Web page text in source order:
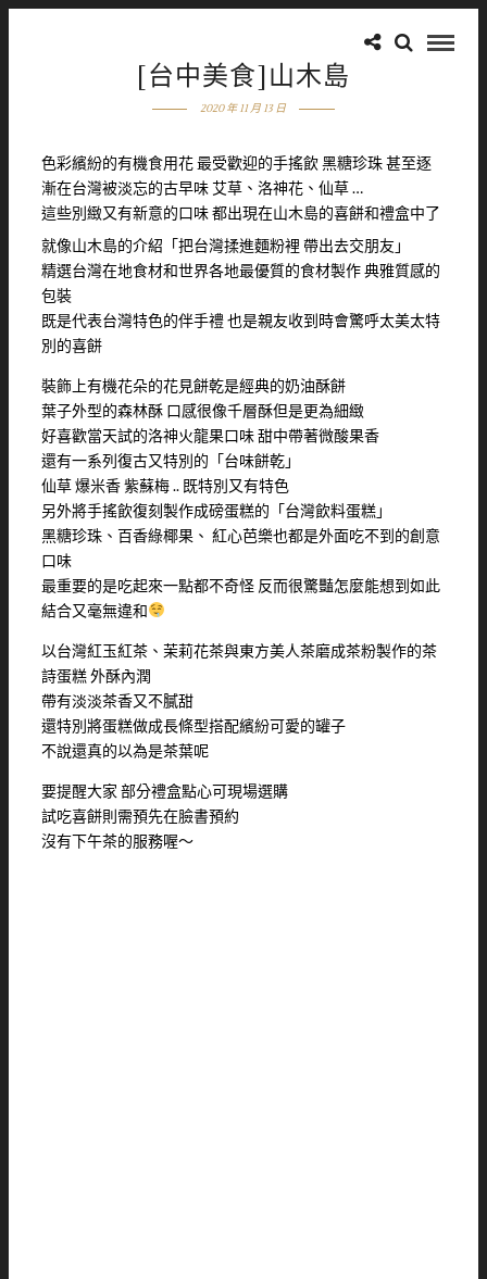
[台中美食]山木島
2020 年 11 月 13 日
色彩繽紛的有機食用花 最受歡迎的手搖飲 黑糖珍珠 甚至逐
漸在台灣被淡忘的古早味 艾草、洛神花、仙草 …
這些別緻又有新意的口味 都出現在山木島的喜餅和禮盒中了
就像山木島的介紹「把台灣揉進麵粉裡 帶出去交朋友」
精選台灣在地食材和世界各地最優質的食材製作 典雅質感的
包裝
既是代表台灣特色的伴手禮 也是親友收到時會驚呼太美太特
別的喜餅
裝飾上有機花朵的花見餅乾是經典的奶油酥餅
葉子外型的森林酥 口感很像千層酥但是更為細緻
好喜歡當天試的洛神火龍果口味 甜中帶著微酸果香
還有一系列復古又特別的「台味餅乾」
仙草 爆米香 紫蘇梅 .. 既特別又有特色
另外將手搖飲復刻製作成磅蛋糕的「台灣飲料蛋糕」
黑糖珍珠、百香綠椰果、 紅心芭樂也都是外面吃不到的創意
口味
最重要的是吃起來一點都不奇怪 反而很驚豔怎麼能想到如此
結合又毫無違和
以台灣紅玉紅茶、茉莉花茶與東方美人茶磨成茶粉製作的茶
詩蛋糕 外酥內潤
帶有淡淡茶香又不膩甜
還特別將蛋糕做成長條型搭配繽紛可愛的罐子
不說還真的以為是茶葉呢
要提醒大家 部分禮盒點心可現場選購
試吃喜餅則需預先在臉書預約
沒有下午茶的服務喔～